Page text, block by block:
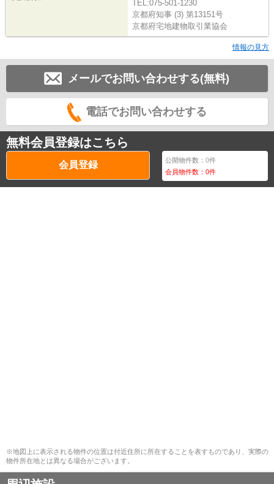
TEL:075-501-1230
京都府知事 (3) 第13151号
京都府宅地建物取引業協会
情報の見方
メールでお問い合わせする(無料)
電話でお問い合わせする
無料会員登録はこちら
会員登録 公開物件数：0件
会員物件数：0件
※地図上に表示される物件の位置は付近住所に所在することを表すものであり、実際の
物件所在地とは異なる場合がございます。